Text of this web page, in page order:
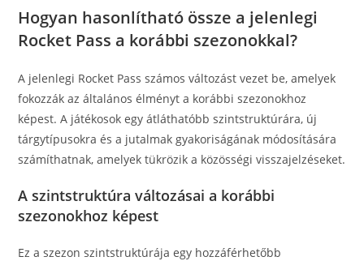
Hogyan hasonlítható össze a jelenlegi
Rocket Pass a korábbi szezonokkal?
A jelenlegi Rocket Pass számos változást vezet be, amelyek
fokozzák az általános élményt a korábbi szezonokhoz
képest. A játékosok egy átláthatóbb szintstruktúrára, új
tárgytípusokra és a jutalmak gyakoriságának módosítására
számíthatnak, amelyek tükrözik a közösségi visszajelzéseket.
A szintstruktúra változásai a korábbi
szezonokhoz képest
Ez a szezon szintstruktúrája egy hozzáférhetőbb